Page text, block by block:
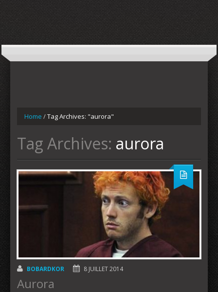
Home /Tag Archives: "aurora"
Tag Archives: aurora
BOBARDKOR 8 JUILLET 2014
Aurora